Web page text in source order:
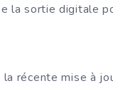
la sortie digitale
récente mise à